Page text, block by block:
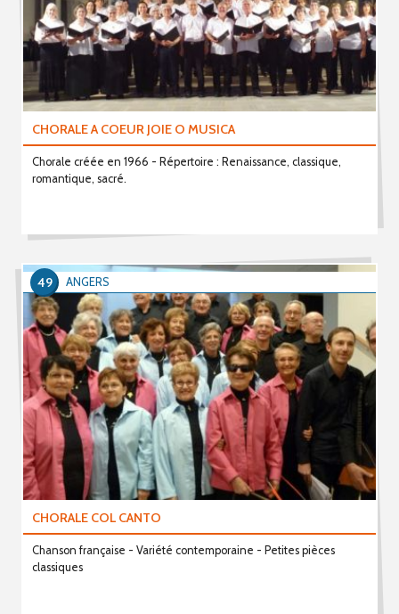
CHORALE A COEUR JOIE O MUSICA
Chorale créée en 1966 - Répertoire : Renaissance, classique,
romantique, sacré.
CHORALE COL CANTO
Chanson française - Variété contemporaine - Petites pièces
classiques
ANGERS
49